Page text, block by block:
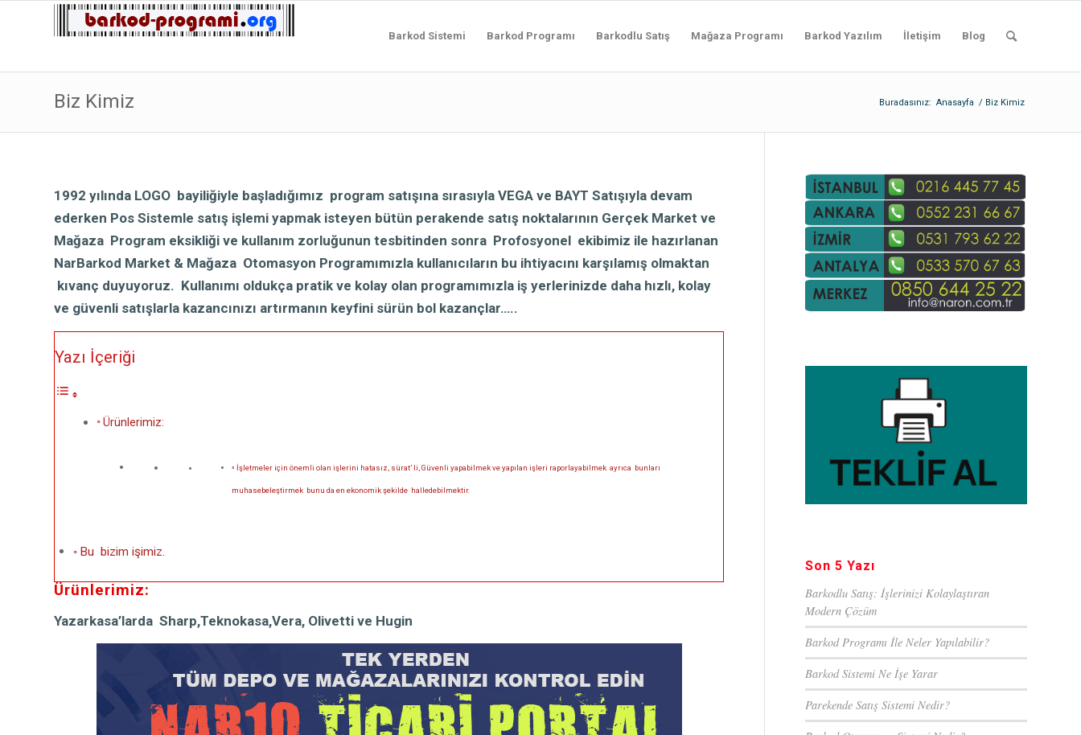
Barkod Sistemi Barkod Programı Barkodlu Satış Mağaza Programı Barkod Yazılım İletişim Blog
Biz Kimiz Buradasınız: Anasayfa / Biz Kimiz
1992 yılında LOGO bayiliğiyle başladığımız program satışına sırasıyla VEGA ve BAYT Satışıyla devam
ederken Pos Sistemle satış işlemi yapmak isteyen bütün perakende satış noktalarının Gerçek Market ve
Mağaza Program eksikliği ve kullanım zorluğunun tesbitinden sonra Profosyonel ekibimiz ile hazırlanan
NarBarkod Market & Mağaza Otomasyon Programımızla kullanıcıların bu ihtiyacını karşılamış olmaktan
kıvanç duyuyoruz. Kullanımı oldukça pratik ve kolay olan programımızla iş yerlerinizde daha hızlı, kolay
ve güvenli satışlarla kazancınızı artırmanın keyfini sürün bol kazançlar…..
Yazı İçeriği
Ürünlerimiz:
İşletmeler için önemli olan işlerini hatasız, sürat’ li, Güvenli yapabilmek ve yapılan işleri raporlayabilmek ayrıca bunları
muhasebeleştirmek bunu da en ekonomik şekilde halledebilmektir.
Bu bizim işimiz.
Ürünlerimiz:
Yazarkasa’larda Sharp,Teknokasa,Vera, Olivetti ve Hugin
Son 5 Yazı
Barkodlu Satış: İşlerinizi Kolaylaştıran
Modern Çözüm
Barkod Programı İle Neler Yapılabilir?
Barkod Sistemi Ne İşe Yarar
Parekende Satış Sistemi Nedir?